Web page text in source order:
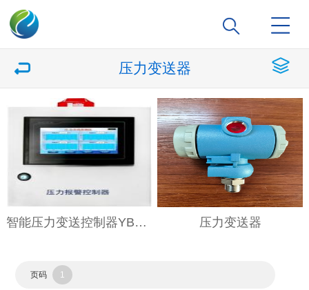
压力变送器
智能压力变送控制器YBK-06 压力变送器
页码 1